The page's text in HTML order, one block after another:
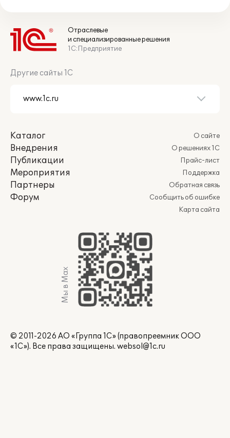
Отраслевые
и специализированные решения
1С:Предприятие
Другие сайты 1С
Каталог
Внедрения
Публикации
Мероприятия
Партнеры
Форум
О сайте
О решениях 1С
Прайс-лист
Поддержка
Обратная связь
Сообщить об ошибке
Карта сайта
Мы в Max
© 2011-2026 АО «Группа 1С» (правопреемник ООО
«1С»). Все права защищены. websol@1c.ru